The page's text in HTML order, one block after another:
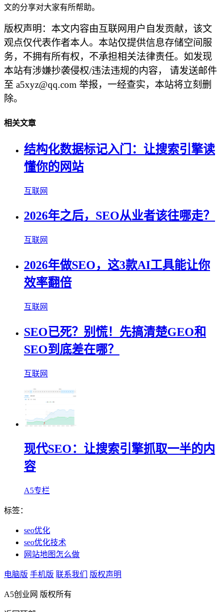
文的分享对大家有所帮助。
版权声明：本文内容由互联网用户自发贡献，该文
观点仅代表作者本人。本站仅提供信息存储空间服
务，不拥有所有权，不承担相关法律责任。如发现
本站有涉嫌抄袭侵权/违法违规的内容， 请发送邮件
至 a5xyz@qq.com 举报，一经查实，本站将立刻删
除。
相关文章
结构化数据标记入门：让搜索引擎读
懂你的网站
互联网
2026年之后，SEO从业者该往哪走？
互联网
2026年做SEO，这3款AI工具能让你
效率翻倍
互联网
SEO已死？别慌！先搞清楚GEO和
SEO到底差在哪？
互联网
现代SEO：让搜索引擎抓取一半的内
容
A5专栏
标签：
seo优化
seo优化技术
网站地图怎么做
电脑版 手机版 联系我们 版权声明
A5创业网 版权所有